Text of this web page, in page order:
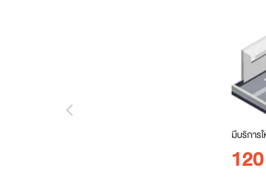
มีบริการ
120
arrow_back_ios_new